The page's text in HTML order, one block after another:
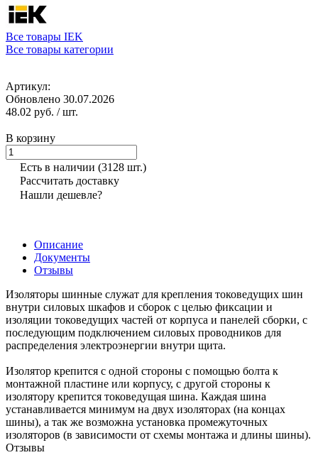
Все товары IEK
Все товары категории
Артикул:
Обновлено 30.07.2026
48.02 руб. / шт.
В корзину
Есть в наличии (3128 шт.)
Рассчитать доставку
Нашли дешевле?
Описание
Документы
Отзывы
Изоляторы шинные служат для крепления токоведущих шин
внутри силовых шкафов и сборок с целью фиксации и
изоляции токоведущих частей от корпуса и панелей сборки, с
последующим подключением силовых проводников для
распределения электроэнергии внутри щита.
Изолятор крепится с одной стороны с помощью болта к
монтажной пластине или корпусу, с другой стороны к
изолятору крепится токоведущая шина. Каждая шина
устанавливается минимум на двух изоляторах (на концах
шины), а так же возможна установка промежуточных
изоляторов (в зависимости от схемы монтажа и длины шины).
Отзывы